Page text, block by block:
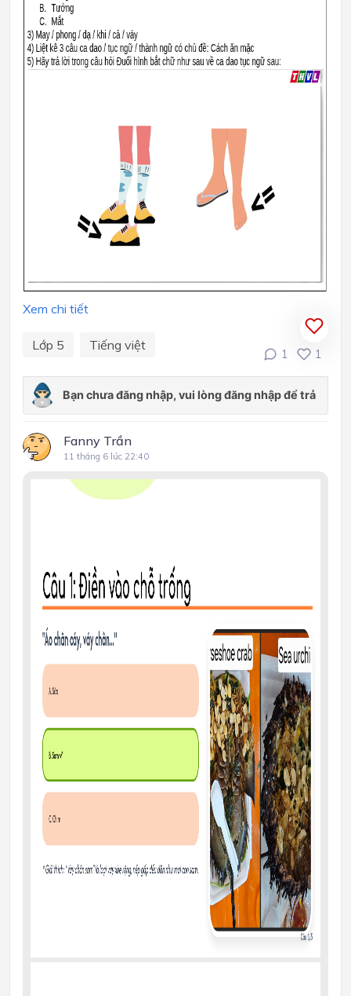
Xem chi tiết
Lớp 5 Tiếng việt
1 1
Fanny Trần
11 tháng 6 lúc 22:40